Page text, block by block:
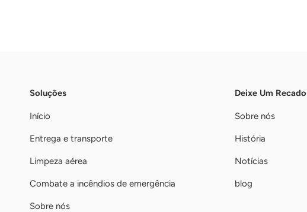
Soluções
Início
Entrega e transporte
Limpeza aérea
Combate a incêndios de emergência
Sobre nós
Deixe Um Recado
Sobre nós
História
Notícias
blog